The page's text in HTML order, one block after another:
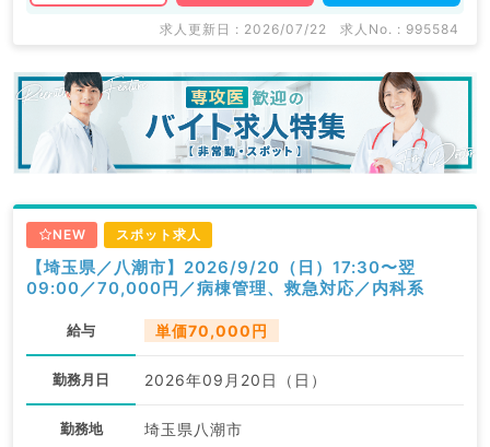
求人更新日 : 2026/07/22 求人No. : 995584
NEW スポット求人
【埼玉県／八潮市】2026/9/20（日）17:30〜翌
09:00／70,000円／病棟管理、救急対応／内科系
給与 単価70,000円
勤務月日 2026年09月20日（日）
勤務地 埼玉県八潮市